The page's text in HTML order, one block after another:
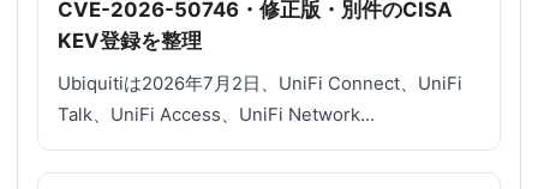
CVE-2026-50746・修正版・別件のCISA
KEV登録を整理
Ubiquitiは2026年7月2日、UniFi Connect、UniFi
Talk、UniFi Access、UniFi Network…